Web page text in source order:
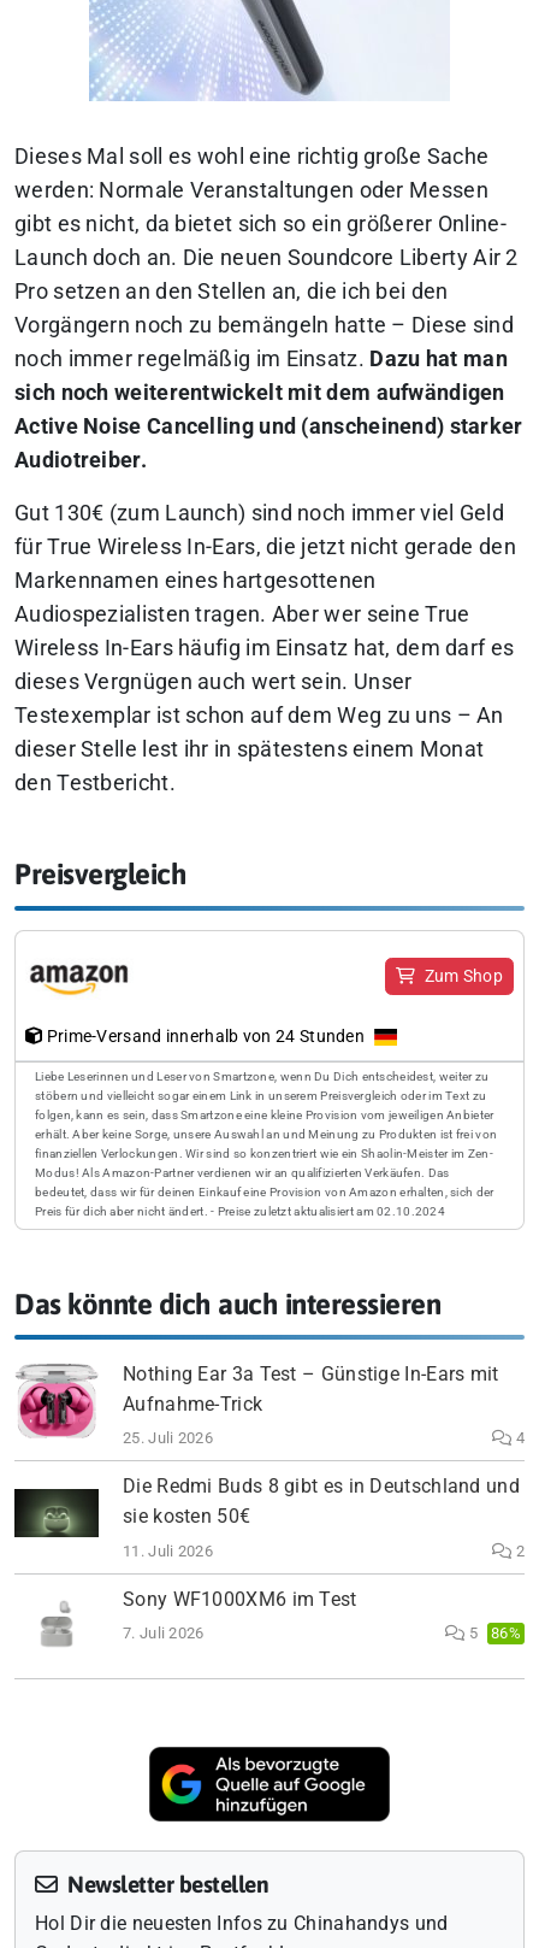
Dieses Mal soll es wohl eine richtig große Sache
werden: Normale Veranstaltungen oder Messen
gibt es nicht, da bietet sich so ein größerer Online-
Launch doch an. Die neuen Soundcore Liberty Air 2
Pro setzen an den Stellen an, die ich bei den
Vorgängern noch zu bemängeln hatte – Diese sind
noch immer regelmäßig im Einsatz. Dazu hat man
sich noch weiterentwickelt mit dem aufwändigen
Active Noise Cancelling und (anscheinend) starker
Audiotreiber.
Gut 130€ (zum Launch) sind noch immer viel Geld
für True Wireless In-Ears, die jetzt nicht gerade den
Markennamen eines hartgesottenen
Audiospezialisten tragen. Aber wer seine True
Wireless In-Ears häufig im Einsatz hat, dem darf es
dieses Vergnügen auch wert sein. Unser
Testexemplar ist schon auf dem Weg zu uns – An
dieser Stelle lest ihr in spätestens einem Monat
den Testbericht.
Preisvergleich
Zum Shop
Prime-Versand innerhalb von 24 Stunden
Liebe Leserinnen und Leser von Smartzone, wenn Du Dich entscheidest, weiter zu
stöbern und vielleicht sogar einem Link in unserem Preisvergleich oder im Text zu
folgen, kann es sein, dass Smartzone eine kleine Provision vom jeweiligen Anbieter
erhält. Aber keine Sorge, unsere Auswahl an und Meinung zu Produkten ist frei von
finanziellen Verlockungen. Wir sind so konzentriert wie ein Shaolin-Meister im Zen-
Modus! Als Amazon-Partner verdienen wir an qualifizierten Verkäufen. Das
bedeutet, dass wir für deinen Einkauf eine Provision von Amazon erhalten, sich der
Preis für dich aber nicht ändert. - Preise zuletzt aktualisiert am 02.10.2024
Das könnte dich auch interessieren
Nothing Ear 3a Test – Günstige In-Ears mit
Aufnahme-Trick
25. Juli 2026 4
Die Redmi Buds 8 gibt es in Deutschland und
sie kosten 50€
11. Juli 2026 2
Sony WF1000XM6 im Test
7. Juli 2026 5 86%
Newsletter bestellen
Hol Dir die neuesten Infos zu Chinahandys und